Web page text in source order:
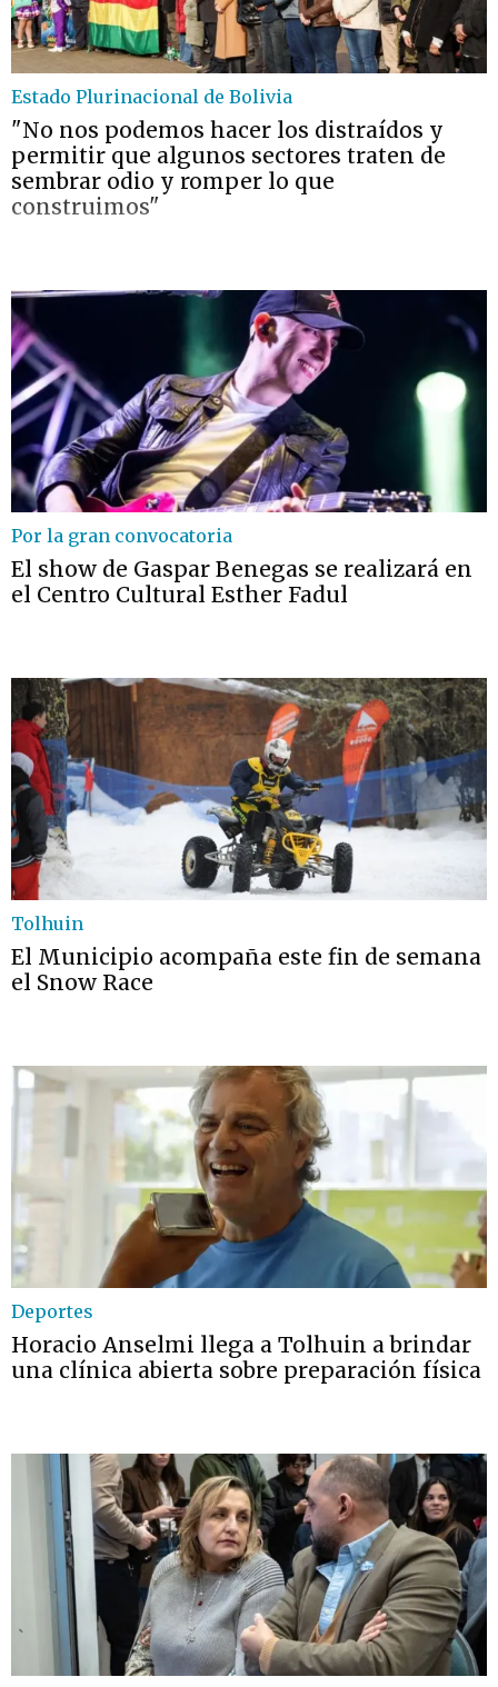
Estado Plurinacional de Bolivia
"No nos podemos hacer los distraídos y
permitir que algunos sectores traten de
sembrar odio y romper lo que
construimos"
Por la gran convocatoria
El show de Gaspar Benegas se realizará en
el Centro Cultural Esther Fadul
Tolhuin
El Municipio acompaña este fin de semana
el Snow Race
Deportes
Horacio Anselmi llega a Tolhuin a brindar
una clínica abierta sobre preparación física